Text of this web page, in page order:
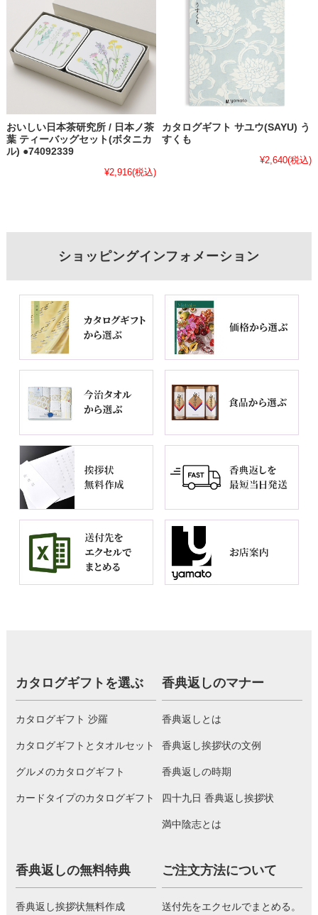
おいしい日本茶研究所 / 日本ノ茶
葉 ティーバッグセット(ボタニカ
ル) ●74092339
¥2,916(税込)
カタログギフト サユウ(SAYU) う
すくも
¥2,640(税込)
ショッピングインフォメーション
カタログギフトを選ぶ
カタログギフト 沙羅
カタログギフトとタオルセット
グルメのカタログギフト
カードタイプのカタログギフト
香典返しのマナー
香典返しとは
香典返し挨拶状の文例
香典返しの時期
四十九日 香典返し挨拶状
満中陰志とは
香典返しの無料特典
香典返し挨拶状無料作成
ご注文方法について
送付先をエクセルでまとめる。